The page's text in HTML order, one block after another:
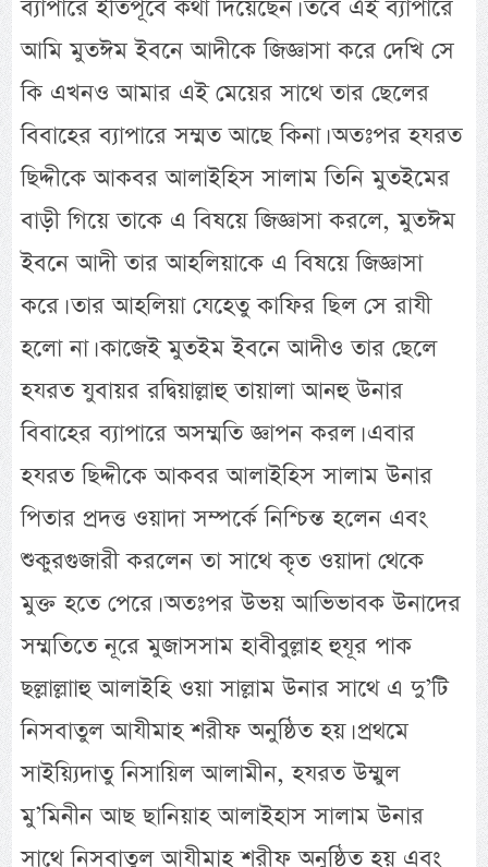
ব্যাপারে ইতিপূর্বে কথা দিয়েছেন। তবে এই ব্যাপারে
আমি মুতঈম ইবনে আদীকে জিজ্ঞাসা করে দেখি সে
কি এখনও আমার এই মেয়ের সাথে তার ছেলের
বিবাহের ব্যাপারে সম্মত আছে কিনা। অতঃপর হযরত
ছিদ্দীকে আকবর আলাইহিস সালাম তিনি মুতইমের
বাড়ী গিয়ে তাকে এ বিষয়ে জিজ্ঞাসা করলে, মুতঈম
ইবনে আদী তার আহলিয়াকে এ বিষয়ে জিজ্ঞাসা
করে। তার আহলিয়া যেহেতু কাফির ছিল সে রাযী
হলো না। কাজেই মুতইম ইবনে আদীও তার ছেলে
হযরত যুবায়র রদ্বিয়াল্লাহু তায়ালা আনহু উনার
বিবাহের ব্যাপারে অসম্মতি জ্ঞাপন করল। এবার
হযরত ছিদ্দীকে আকবর আলাইহিস সালাম উনার
পিতার প্রদত্ত ওয়াদা সম্পর্কে নিশ্চিন্ত হলেন এবং
শুকুরগুজারী করলেন তা সাথে কৃত ওয়াদা থেকে
মুক্ত হতে পেরে। অতঃপর উভয় আভিভাবক উনাদের
সম্মতিতে নূরে মুজাসসাম হাবীবুল্লাহ হুযূর পাক
ছল্লাল্লাাহু আলাইহি ওয়া সাল্লাম উনার সাথে এ দু’টি
নিসবাতুল আযীমাহ শরীফ অনুষ্ঠিত হয়। প্রথমে
সাইয়্যিদাতু নিসায়িল আলামীন, হযরত উম্মুল
মু’মিনীন আছ ছানিয়াহ আলাইহাস সালাম উনার
সাথে নিসবাতুল আযীমাহ শরীফ অনুষ্ঠিত হয় এবং